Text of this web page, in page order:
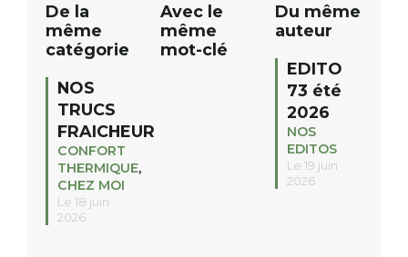
De la
même
catégorie
NOS
TRUCS
FRAICHEUR
CONFORT
THERMIQUE,
CHEZ MOI
Le 18 juin
2026
Avec le
même
mot-clé
Du même
auteur
EDITO
73 été
2026
NOS
EDITOS
Le 19 juin
2026